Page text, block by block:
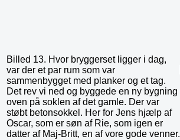
Billed 13. Hvor bryggerset ligger i dag,
var der et par rum som var
sammenbygget med planker og et tag.
Det rev vi ned og byggede en ny bygning
oven på soklen af det gamle. Der var
støbt betonsokkel. Her for Jens hjælp af
Oscar, som er søn af Rie, som igen er
datter af Maj-Britt, en af vore gode venner.